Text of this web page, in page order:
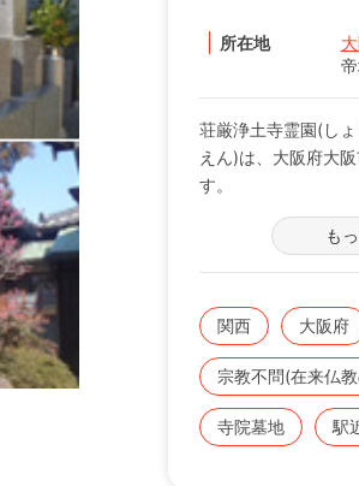
所在地
荘厳浄土寺霊園(し
えん)は、大阪府大
す。
駅から徒歩圏内のア
す。園内は、段差な
◇宗教宗派は、不問
りません。
も
関西 大阪府
宗教不問(在来仏
寺院墓地 駅